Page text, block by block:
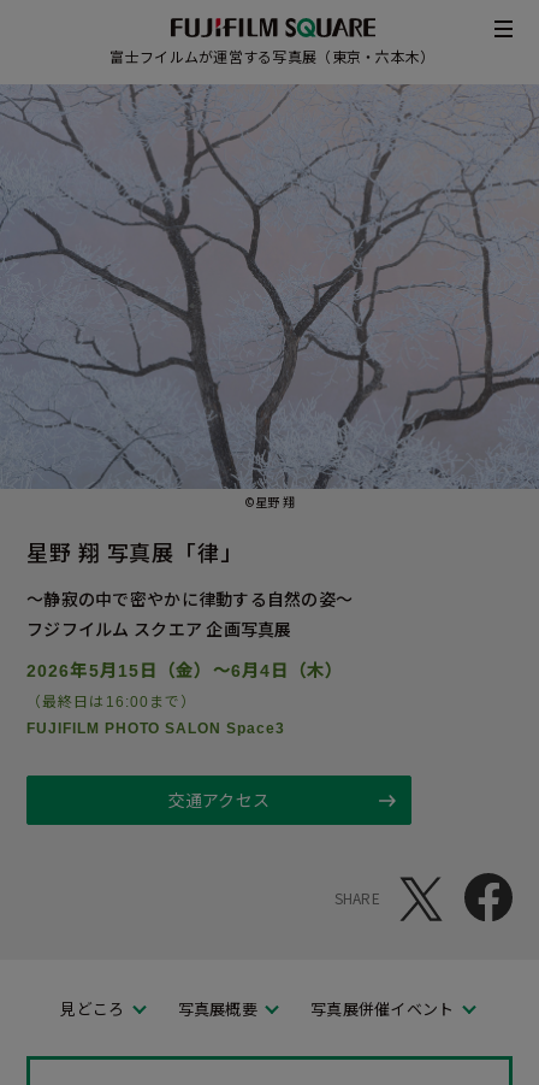
富士フイルムが運営する写真展（東京・六本木）
JAPANESE ENGLISH
©星野 翔
星野 翔 写真展 「律」
～静寂の中で密やかに律動する自然の姿～
フジフイルム スクエア 企画写真展
2026年5月15日（金）～6月4日（木）
（最終日は16:00まで）
FUJIFILM PHOTO SALON Space3
交通アクセス
SHARE
見どころ 写真展概要 写真展併催イベント